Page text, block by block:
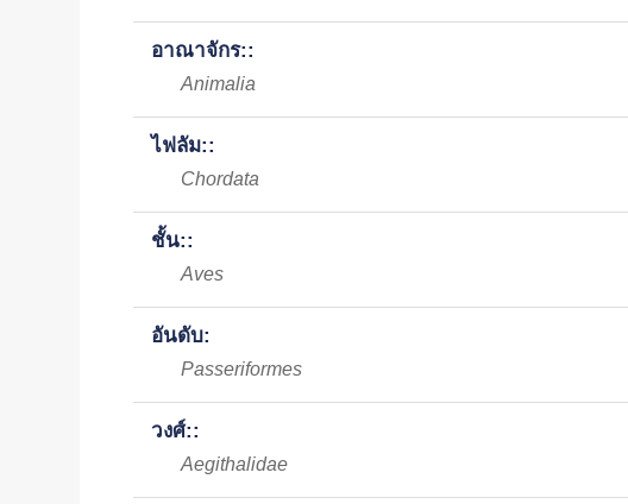
อาณาจักร::
Animalia
ไฟลัม::
Chordata
ชั้น::
Aves
อันดับ:
Passeriformes
วงศ์::
Aegithalidae